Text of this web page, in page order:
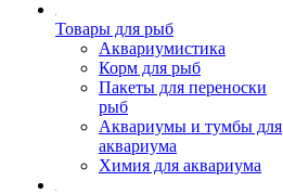
Товары для рыб
Аквариумистика
Корм для рыб
Пакеты для переноски
рыб
Аквариумы и тумбы для
аквариума
Химия для аквариума